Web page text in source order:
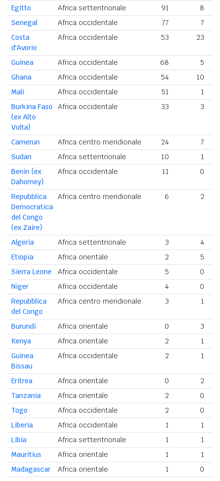
Egitto
Africa settentrionale 91
8
Senegal
Africa occidentale 77
7
Costa
d'Avorio
Africa occidentale 53 23
Guinea Africa occidentale 68
5
Ghana
Africa occidentale 54
10
Mali
Africa occidentale 51
1
Burkina Faso
(ex Alto
Volta)
Africa occidentale 33 3
Camerun Africa centro meridionale 24
7
Sudan
Africa settentrionale 10
1
Benin (ex
Dahomey)
Africa occidentale 11 0
Repubblica
Democratica
del Congo
(ex Zaire)
Africa centro meridionale 6 2
Algeria Africa settentrionale 3
4
Etiopia
Africa orientale 2
5
Sierra Leone
Africa occidentale 5
0
Niger
Africa occidentale 4
0
Repubblica
del Congo
Africa centro meridionale 3 1
Burundi Africa orientale 0
3
Kenya
Africa orientale 2
1
Guinea
Bissau
Africa occidentale 2 1
Eritrea Africa orientale 0
2
Tanzania
Africa orientale 2
0
Togo
Africa occidentale 2
0
Liberia
Africa occidentale 1
1
Libia
Africa settentrionale 1
1
Mauritius
Africa orientale 1
1
Madagascar
Africa orientale 1
0